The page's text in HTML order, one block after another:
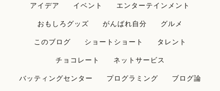
アイデア
イベント
エンターテインメント
おもしろグッズ
がんばれ自分
グルメ
このブログ
ショートショート
タレント
チョコレート
ネットサービス
バッティングセンター
プログラミング
ブログ論